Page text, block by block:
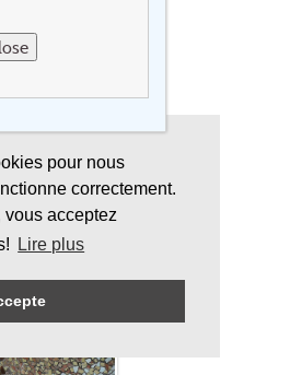
pour nous
correctement.
vous acceptez
Lire plus